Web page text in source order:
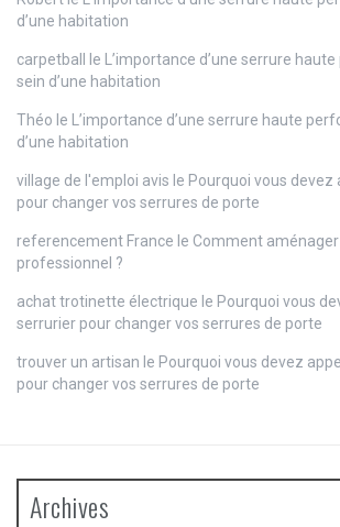
d’une habitation
carpetball le
L’importance d’une serrure
sein d’une habitation
Théo le
L’importance d’une serrure haute
d’une habitation
village de l'emploi avis le Pourquoi vous
pour changer vos serrures de porte
referencement France le Comment
professionnel ?
achat trotinette électrique le Pourquoi vous
serrurier pour changer vos serrures de porte
trouver un artisan le Pourquoi vous devez
pour changer vos serrures de porte
Archives